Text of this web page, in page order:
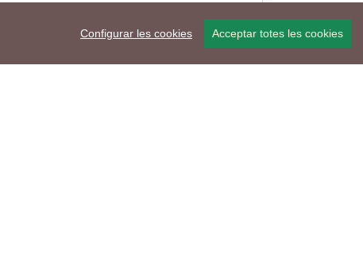
Configurar les cookies Acceptar totes les cookies